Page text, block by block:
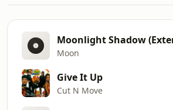
Moon
Give It Up
Cut N Move